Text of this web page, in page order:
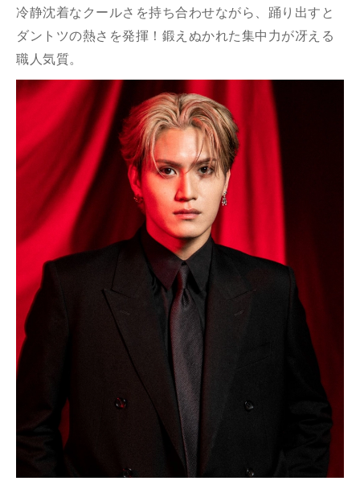
冷静沈着なクールさを持ち合わせながら、踊り出すと
ダントツの熱さを発揮！鍛えぬかれた集中力が冴える
職人気質。